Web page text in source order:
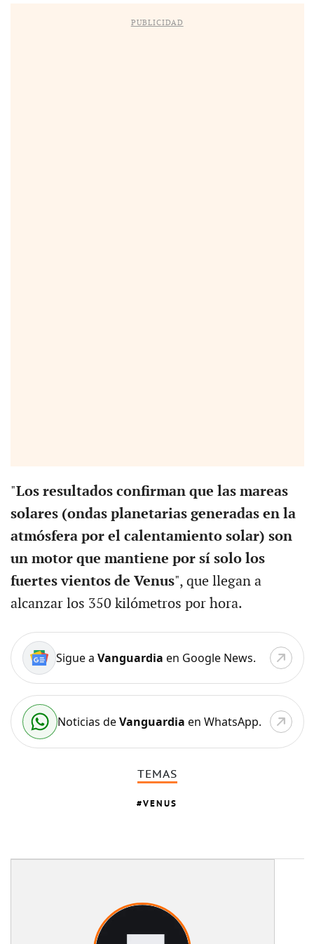
PUBLICIDAD
"Los resultados confirman que las mareas
solares (ondas planetarias generadas en la
atmósfera por el calentamiento solar) son
un motor que mantiene por sí solo los
fuertes vientos de Venus", que llegan a
alcanzar los 350 kilómetros por hora.
Sigue a Vanguardia en Google News.
Noticias deVanguardia en WhatsApp.
TEMAS
VENUS